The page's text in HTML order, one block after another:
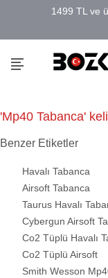
'Mp40 Tabanca'
Benzer Etiketler
Havalı Tabanca
Airsoft Tabanca
Taurus Havalı
Cybergun Airsoft
Co2 Tüplü Havalı
Co2 Tüplü Airsoft
Smith Wesson